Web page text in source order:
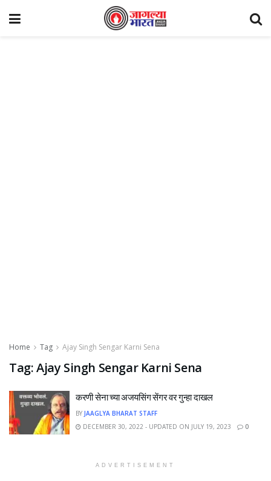
Home Tag Ajay Singh Sengar Karni Sena
Tag:Ajay Singh Sengar Karni Sena
करणी सेना च्या अजयसिंग सेंगर वर गुन्हा दाखल
BY JAAGLYA BHARAT STAFF
DECEMBER 30, 2022 - UPDATED ON JULY 19, 2023
0
ADVERTISEMENT